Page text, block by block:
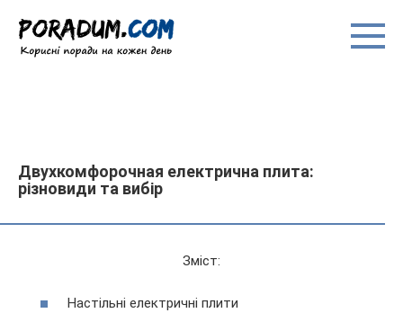
вмісту
Двухкомфорочная електрична плита:
різновиди та вибір
Зміст:
Настільні електричні плити